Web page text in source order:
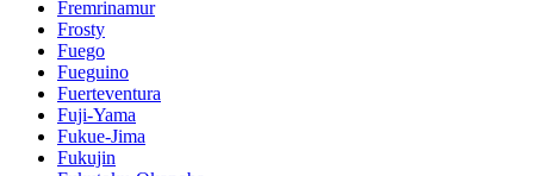
Fremrinamur
Frosty
Fuego
Fueguino
Fuerteventura
Fuji-Yama
Fukue-Jima
Fukujin